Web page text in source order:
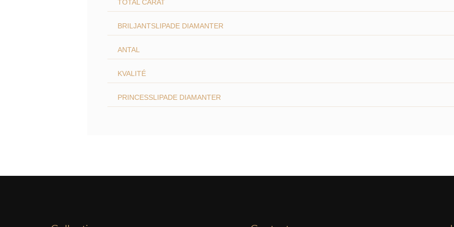
TOTAL CARAT
BRILJANTSLIPADE DIAMANTER
ANTAL
KVALITÉ
PRINCESSLIPADE DIAMANTER